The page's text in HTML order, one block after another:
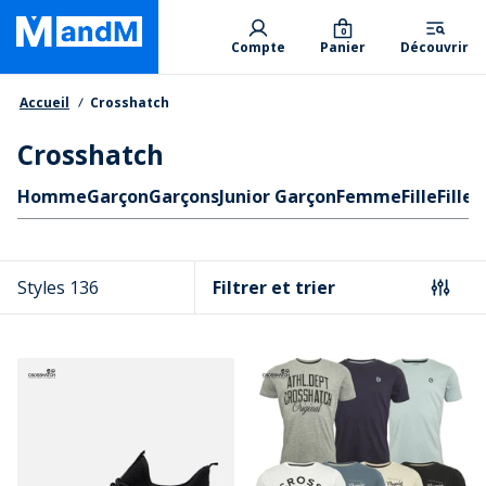
Skip
main
content
Primary departments
Compte Panier
0
Découvrir
Fil d'Ariane
Accueil Crosshatch
Crosshatch
Liens rapides
HommeGarçonGarçonsJunior GarçonFemmeFilleFilles
Styles 136 Filtrer et trier